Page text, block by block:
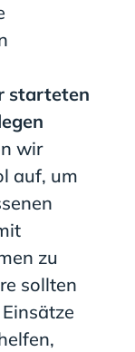
starteten
wir
auf, um
zu
sollten